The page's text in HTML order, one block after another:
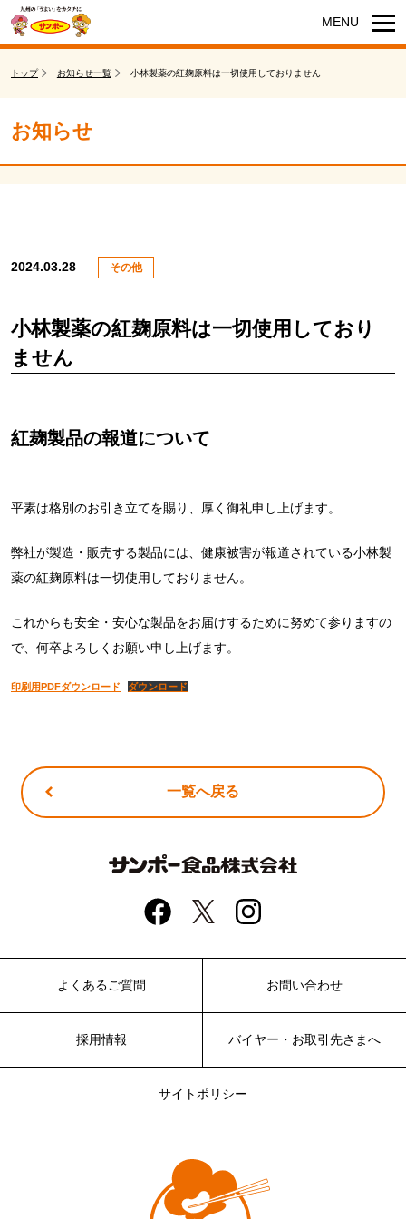
トップ お知らせ一覧 小林製薬の紅麹原料は一切使用しておりません
お知らせ
2024.03.28 その他
小林製薬の紅麹原料は一切使用しており
ません
紅麹製品の報道について
平素は格別のお引き立てを賜り、厚く御礼申し上げます。
弊社が製造・販売する製品には、健康被害が報道されている小林製
薬の紅麹原料は一切使用しておりません。
これからも安全・安心な製品をお届けするために努めて参りますの
で、何卒よろしくお願い申し上げます。
印刷用PDFダウンロード ダウンロード
一覧へ戻る
よくあるご質問 お問い合わせ
採用情報
サイトポリシー
バイヤー・お取引先さまへ